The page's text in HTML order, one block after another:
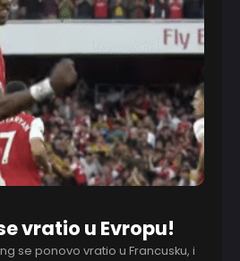
vratio u Evropu!
se ponovo vratio u Francusku, i